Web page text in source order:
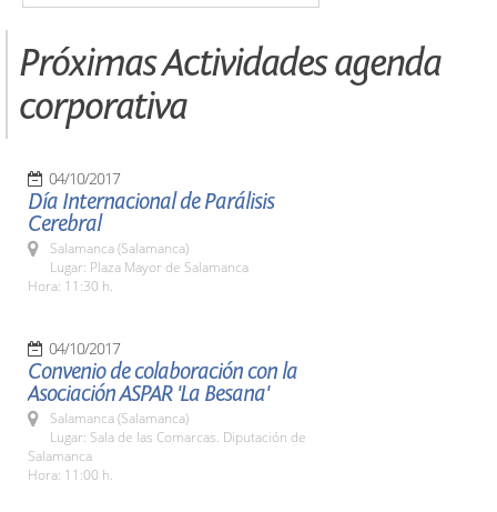
Próximas Actividades agenda
corporativa
04/10/2017
Día Internacional de Parálisis
Cerebral
Salamanca (Salamanca)
Lugar: Plaza Mayor de Salamanca
Hora: 11:30 h.
04/10/2017
Convenio de colaboración con la
Asociación ASPAR 'La Besana'
Salamanca (Salamanca)
Lugar: Sala de las Comarcas. Diputación de
Salamanca
Hora: 11:00 h.